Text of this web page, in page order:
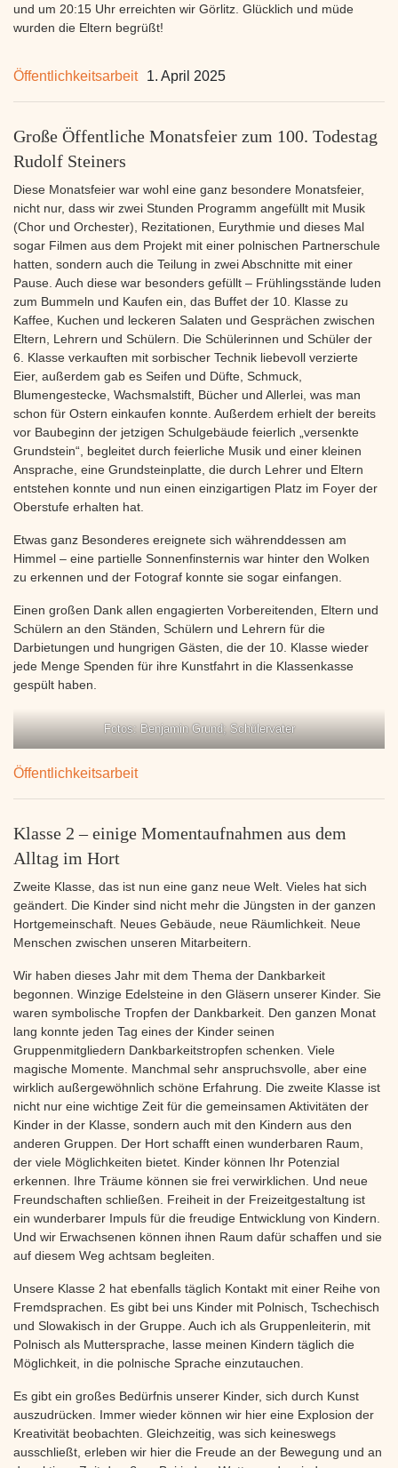
und um 20:15 Uhr erreichten wir Görlitz. Glücklich und müde
wurden die Eltern begrüßt!
Öffentlichkeitsarbeit 1. April 2025
Große Öffentliche Monatsfeier zum 100. Todestag
Rudolf Steiners
Diese Monatsfeier war wohl eine ganz besondere Monatsfeier,
nicht nur, dass wir zwei Stunden Programm angefüllt mit Musik
(Chor und Orchester), Rezitationen, Eurythmie und dieses Mal
sogar Filmen aus dem Projekt mit einer polnischen Partnerschule
hatten, sondern auch die Teilung in zwei Abschnitte mit einer
Pause. Auch diese war besonders gefüllt – Frühlingsstände luden
zum Bummeln und Kaufen ein, das Buffet der 10. Klasse zu
Kaffee, Kuchen und leckeren Salaten und Gesprächen zwischen
Eltern, Lehrern und Schülern. Die Schülerinnen und Schüler der
6. Klasse verkauften mit sorbischer Technik liebevoll verzierte
Eier, außerdem gab es Seifen und Düfte, Schmuck,
Blumengestecke, Wachsmalstift, Bücher und Allerlei, was man
schon für Ostern einkaufen konnte. Außerdem erhielt der bereits
vor Baubeginn der jetzigen Schulgebäude feierlich „versenkte
Grundstein“, begleitet durch feierliche Musik und einer kleinen
Ansprache, eine Grundsteinplatte, die durch Lehrer und Eltern
entstehen konnte und nun einen einzigartigen Platz im Foyer der
Oberstufe erhalten hat.
Etwas ganz Besonderes ereignete sich währenddessen am
Himmel – eine partielle Sonnenfinsternis war hinter den Wolken
zu erkennen und der Fotograf konnte sie sogar einfangen.
Einen großen Dank allen engagierten Vorbereitenden, Eltern und
Schülern an den Ständen, Schülern und Lehrern für die
Darbietungen und hungrigen Gästen, die der 10. Klasse wieder
jede Menge Spenden für ihre Kunstfahrt in die Klassenkasse
gespült haben.
Fotos: Benjamin Grund; Schülervater
Öffentlichkeitsarbeit
Klasse 2 – einige Momentaufnahmen aus dem
Alltag im Hort
Zweite Klasse, das ist nun eine ganz neue Welt. Vieles hat sich
geändert. Die Kinder sind nicht mehr die Jüngsten in der ganzen
Hortgemeinschaft. Neues Gebäude, neue Räumlichkeit. Neue
Menschen zwischen unseren Mitarbeitern.
Wir haben dieses Jahr mit dem Thema der Dankbarkeit
begonnen. Winzige Edelsteine in den Gläsern unserer Kinder. Sie
waren symbolische Tropfen der Dankbarkeit. Den ganzen Monat
lang konnte jeden Tag eines der Kinder seinen
Gruppenmitgliedern Dankbarkeitstropfen schenken. Viele
magische Momente. Manchmal sehr anspruchsvolle, aber eine
wirklich außergewöhnlich schöne Erfahrung. Die zweite Klasse ist
nicht nur eine wichtige Zeit für die gemeinsamen Aktivitäten der
Kinder in der Klasse, sondern auch mit den Kindern aus den
anderen Gruppen. Der Hort schafft einen wunderbaren Raum,
der viele Möglichkeiten bietet. Kinder können Ihr Potenzial
erkennen. Ihre Träume können sie frei verwirklichen. Und neue
Freundschaften schließen. Freiheit in der Freizeitgestaltung ist
ein wunderbarer Impuls für die freudige Entwicklung von Kindern.
Und wir Erwachsenen können ihnen Raum dafür schaffen und sie
auf diesem Weg achtsam begleiten.
Unsere Klasse 2 hat ebenfalls täglich Kontakt mit einer Reihe von
Fremdsprachen. Es gibt bei uns Kinder mit Polnisch, Tschechisch
und Slowakisch in der Gruppe. Auch ich als Gruppenleiterin, mit
Polnisch als Muttersprache, lasse meinen Kindern täglich die
Möglichkeit, in die polnische Sprache einzutauchen.
Es gibt ein großes Bedürfnis unserer Kinder, sich durch Kunst
auszudrücken. Immer wieder können wir hier eine Explosion der
Kreativität beobachten. Gleichzeitig, was sich keineswegs
ausschließt, erleben wir hier die Freude an der Bewegung und an